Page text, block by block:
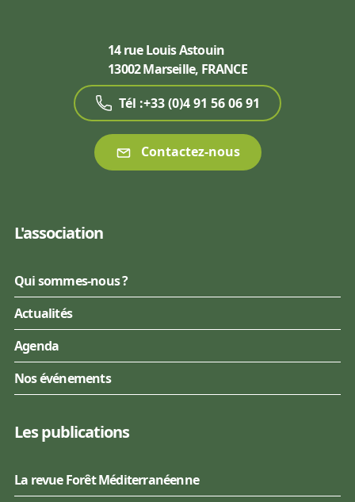
14 rue Louis Astouin
13002 Marseille, FRANCE
Tél :+33 (0)4 91 56 06 91
Contactez-nous
L'association
Qui sommes-nous ?
Actualités
Agenda
Nos événements
Les publications
La revue Forêt Méditerranéenne